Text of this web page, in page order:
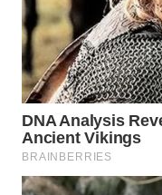
WN
DEPOK
WN
TAPANULI
UTARA
WN
SAMOSIR